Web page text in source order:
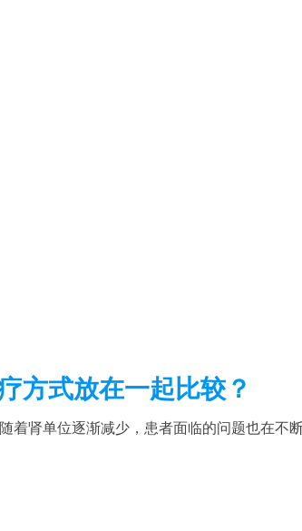
方式放在一起比较？
着肾单位逐渐减少，患者面临的问题也在不断